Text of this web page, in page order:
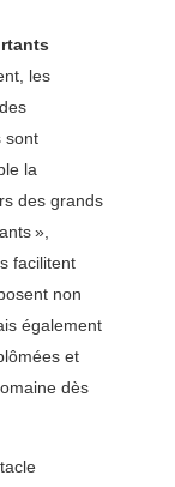
les
sont
la
des grands
»,
facilitent
non
également
et
dès